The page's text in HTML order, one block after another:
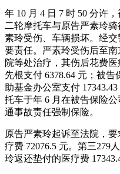
年 10 月 4 日 7 时 50 分许
二轮摩托车与原告严素玲
素玲受伤、车辆损坏。经
要责任。严素玲受伤后至
院等处治疗，其伤后花费医
先根支付 6378.64 元；被
助基金办公室支付
托车于年 6 月在被告保险
通事故责任强制保险。
原告严素玲起诉至法院，
疗费 72076.5 元。第三279
玲返还垫付的医疗费